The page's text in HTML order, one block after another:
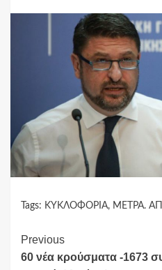
Tags: ΚΥΚΛΟΦΟΡΙΑ, ΜΕΤΡΑ.
Continue
Reading
Previous
60 νέα κρούσματα -1673